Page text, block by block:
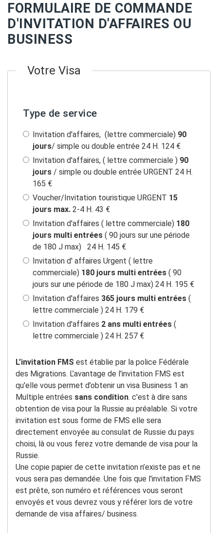
FORMULAIRE DE COMMANDE
D'INVITATION D'AFFAIRES OU
BUSINESS
Votre Visa
Type de service
Invitation d'affaires, (lettre commerciale) 90
jours/ simple ou double entrée 24 H. 124 €
Invitation d'affaires, ( lettre commerciale ) 90
jours / simple ou double entrée URGENT 24 H.
165 €
Voucher/Invitation touristique URGENT 15
jours max. 2-4 H. 43 €
Invitation d'affaires ( lettre commerciale) 180
jours multi entrées ( 90 jours sur une période
de 180 J max) 24 H. 145 €
Invitation d' affaires Urgent ( lettre
commerciale) 180 jours multi entrées ( 90
jours sur une période de 180 J max) 24 H. 195 €
Invitation d'affaires 365 jours multi entrées (
lettre commerciale ) 24 H. 179 €
Invitation d'affaires 2 ans multi entrées (
lettre commerciale ) 24 H. 257 €
L’invitation FMS est établie par la police Fédérale
des Migrations. L’avantage de l'invitation FMS est
qu'elle vous permet d’obtenir un visa Business 1 an
Multiple entrées sans condition. c'est à dire sans
obtention de visa pour la Russie au préalable. Si votre
invitation est sous forme de FMS elle sera
directement envoyée au consulat de Russie du pays
choisi, là ou vous ferez votre demande de visa pour la
Russie.
Une copie papier de cette invitation n’existe pas et ne
vous sera pas demandée. Une fois que l'invitation FMS
est prête, son numéro et références vous seront
envoyés et vous devrez vous y référer lors de votre
demande de visa affaires/ business.